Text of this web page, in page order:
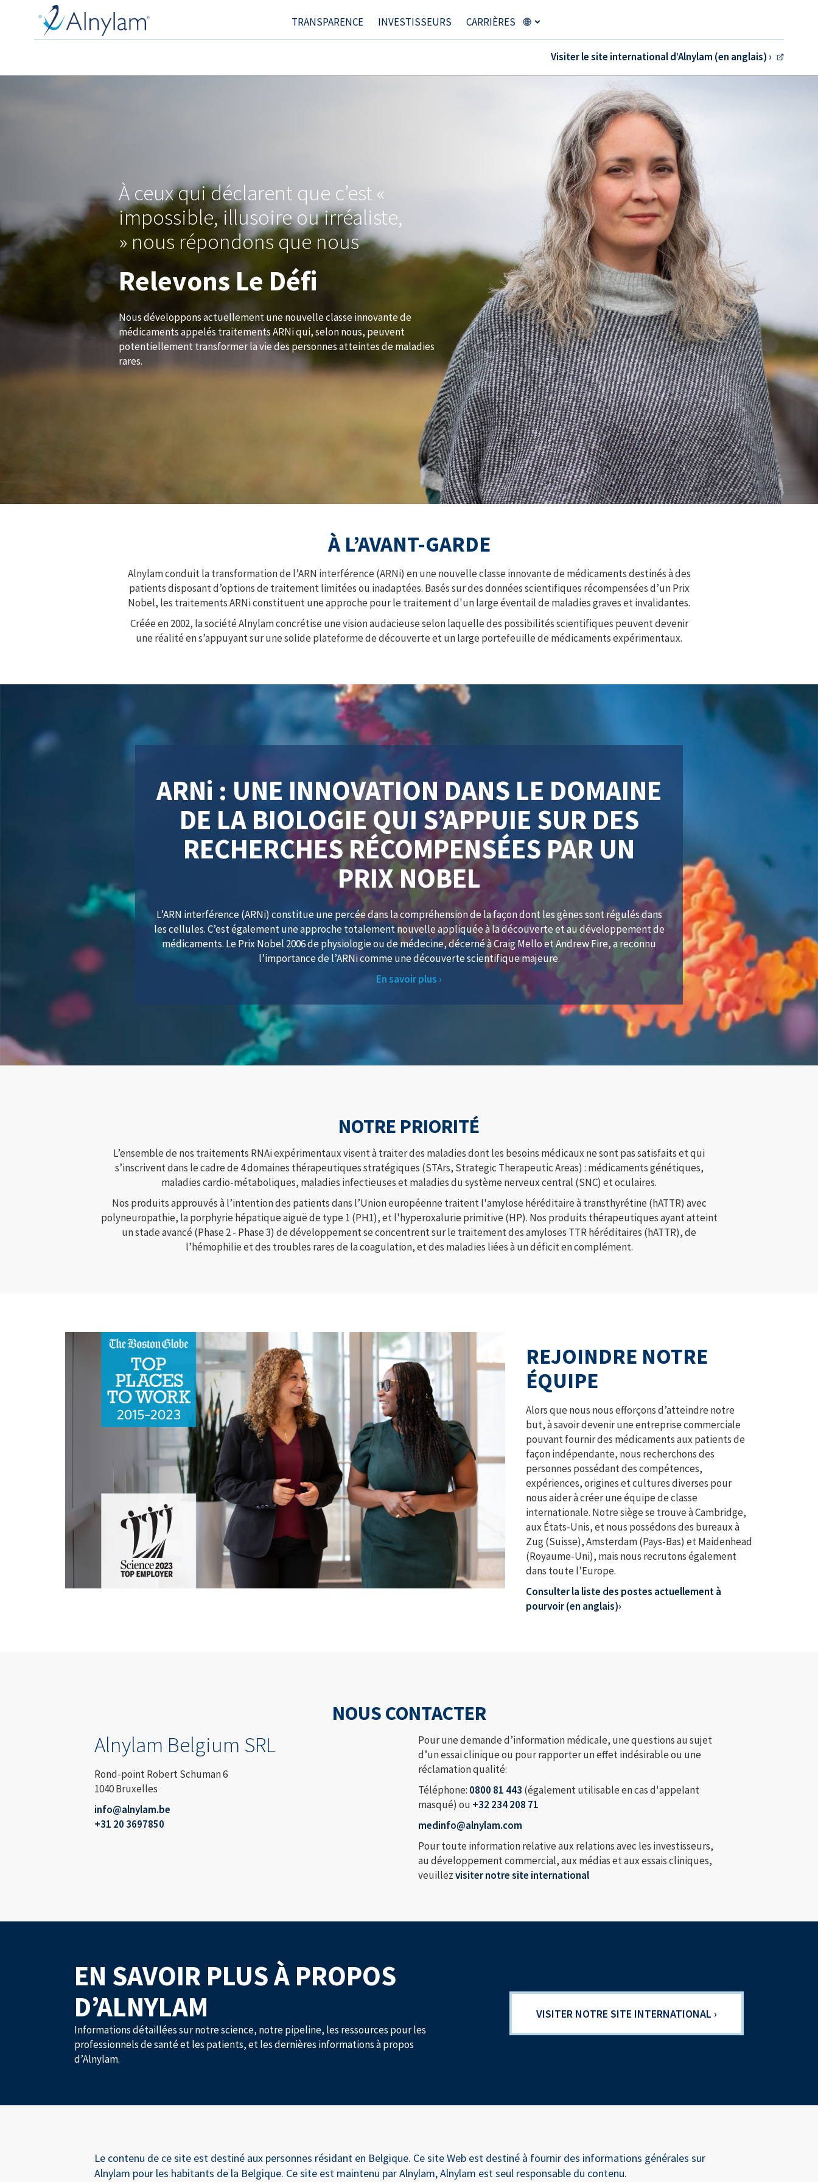
TRANSPARENCE INVESTISSEURS CARRIÈRES
Visiter le site international d’Alnylam (en anglais) ›
À ceux qui déclarent que c’est «
impossible, illusoire ou irréaliste,
» nous répondons que nous
Relevons Le Défi
Nous développons actuellement une nouvelle classe innovante de
médicaments appelés traitements ARNi qui, selon nous, peuvent
potentiellement transformer la vie des personnes atteintes de maladies
rares.
À L’AVANT-GARDE
Alnylam conduit la transformation de l’ARN interférence (ARNi) en une nouvelle classe innovante de médicaments destinés à des
patients disposant d’options de traitement limitées ou inadaptées. Basés sur des données scientifiques récompensées d’un Prix
Nobel, les traitements ARNi constituent une approche pour le traitement d'un large éventail de maladies graves et invalidantes.
Créée en 2002, la société Alnylam concrétise une vision audacieuse selon laquelle des possibilités scientifiques peuvent devenir
une réalité en s’appuyant sur une solide plateforme de découverte et un large portefeuille de médicaments expérimentaux.
ARNi : UNE INNOVATION DANS LE DOMAINE
DE LA BIOLOGIE QUI S’APPUIE SUR DES
RECHERCHES RÉCOMPENSÉES PAR UN
PRIX NOBEL
L’ARN interférence (ARNi) constitue une percée dans la compréhension de la façon dont les gènes sont régulés dans
les cellules. C’est également une approche totalement nouvelle appliquée à la découverte et au développement de
médicaments. Le Prix Nobel 2006 de physiologie ou de médecine, décerné à Craig Mello et Andrew Fire, a reconnu
l’importance de l’ARNi comme une découverte scientifique majeure.
En savoir plus ›
NOTRE PRIORITÉ
L’ensemble de nos traitements RNAi expérimentaux visent à traiter des maladies dont les besoins médicaux ne sont pas satisfaits et qui
s’inscrivent dans le cadre de 4 domaines thérapeutiques stratégiques (STArs, Strategic Therapeutic Areas) : médicaments génétiques,
maladies cardio-métaboliques, maladies infectieuses et maladies du système nerveux central (SNC) et oculaires.
Nos produits approuvés à l’intention des patients dans l’Union européenne traitent l'amylose héréditaire à transthyrétine (hATTR) avec
polyneuropathie, la porphyrie hépatique aiguë de type 1 (PH1), et l'hyperoxalurie primitive (HP). Nos produits thérapeutiques ayant atteint
un stade avancé (Phase 2 - Phase 3) de développement se concentrent sur le traitement des amyloses TTR héréditaires (hATTR), de
l’hémophilie et des troubles rares de la coagulation, et des maladies liées à un déficit en complément.
REJOINDRE NOTRE
ÉQUIPE
Alors que nous nous efforçons d’atteindre notre
but, à savoir devenir une entreprise commerciale
pouvant fournir des médicaments aux patients de
façon indépendante, nous recherchons des
personnes possédant des compétences,
expériences, origines et cultures diverses pour
nous aider à créer une équipe de classe
internationale. Notre siège se trouve à Cambridge,
aux États-Unis, et nous possédons des bureaux à
Zug (Suisse), Amsterdam (Pays-Bas) et Maidenhead
(Royaume-Uni), mais nous recrutons également
dans toute l’Europe.
Consulter la liste des postes actuellement à
pourvoir (en anglais)›
NOUS CONTACTER
Alnylam Belgium SRL
Rond-point Robert Schuman 6
1040 Bruxelles
info@alnylam.be
+31 20 3697850
Pour une demande d’information médicale, une questions au sujet
d’un essai clinique ou pour rapporter un effet indésirable ou une
réclamation qualité:
Téléphone: 0800 81 443 (également utilisable en cas d'appelant
masqué) ou +32 234 208 71
medinfo@alnylam.com
Pour toute information relative aux relations avec les investisseurs,
au développement commercial, aux médias et aux essais cliniques,
veuillezvisiter notre site international
EN SAVOIR PLUS À PROPOS
D’ALNYLAM
Informations détaillées sur notre science, notre pipeline, les ressources pour les
professionnels de santé et les patients, et les dernières informations à propos
d’Alnylam.
VISITER NOTRE SITE INTERNATIONAL ›
Le contenu de ce site est destiné aux personnes résidant en Belgique. Ce site Web est destiné à fournir des informations générales sur
Alnylam pour les habitants de la Belgique. Ce site est maintenu par Alnylam, Alnylam est seul responsable du contenu.